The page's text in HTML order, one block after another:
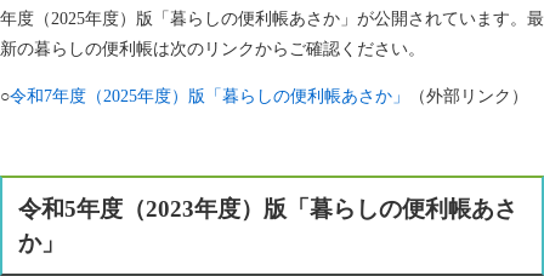
年度（2025年度）版「暮らしの便利帳あさか」が公開されています。最
新の暮らしの便利帳は次のリンクからご確認ください。
○令和7年度（2025年度）版「暮らしの便利帳あさか」 （外部リンク）
令和5年度（2023年度）版「暮らしの便利帳あさ
か」